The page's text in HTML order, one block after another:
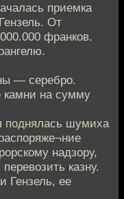
приемка
От
франков.
— серебро.
камни на сумму
поднялась шумиха
надзору,
казну.
Гензель, ее